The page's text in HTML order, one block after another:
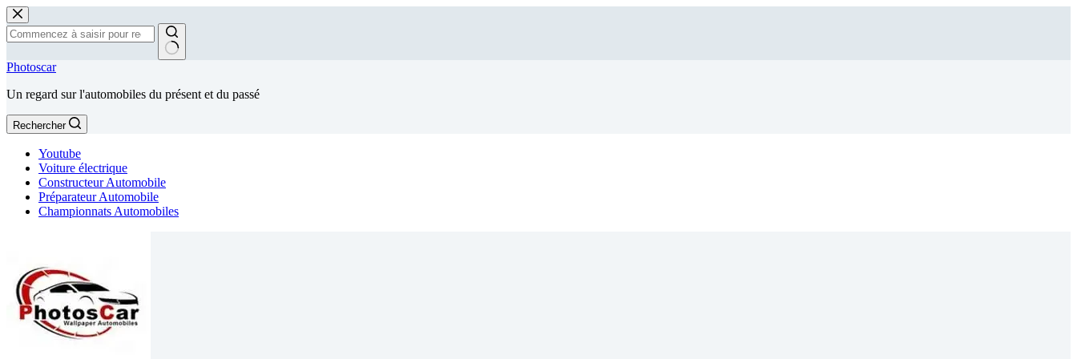
Passer
au
contenu
Aucun
Photoscar
Un regard sur l'automobiles du présent et du passé
Rechercher
Youtube
Voiture électrique
Constructeur Automobile
Préparateur Automobile
Championnats Automobiles